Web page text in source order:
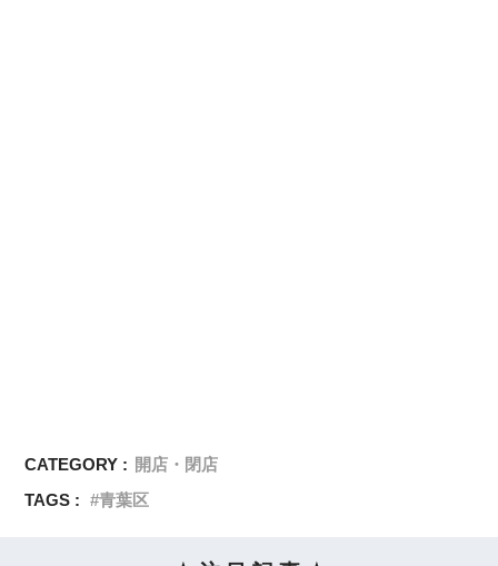
CATEGORY : 開店・閉店
TAGS :
青葉区